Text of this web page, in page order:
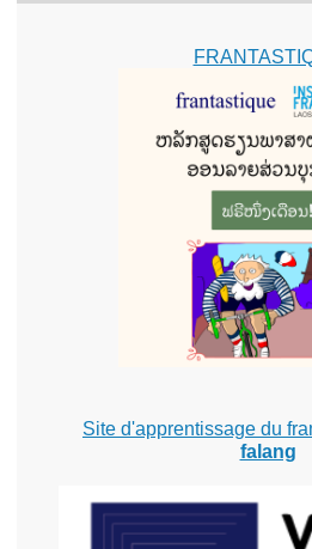
Site d'apprentissage du
falang